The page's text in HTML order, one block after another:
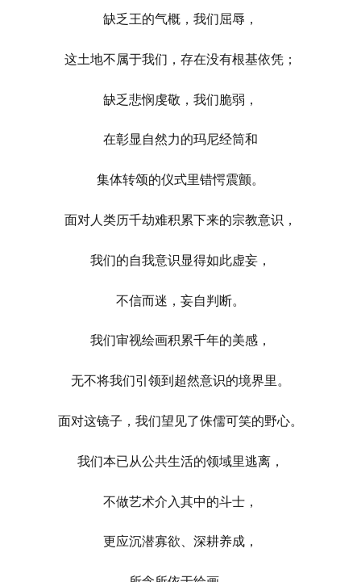
缺乏王的气概，我们屈辱，
这土地不属于我们，存在没有根基依凭；
缺乏悲悯虔敬，我们脆弱，
在彰显自然力的玛尼经筒和
集体转颂的仪式里错愕震颤。
面对人类历千劫难积累下来的宗教意识，
我们的自我意识显得如此虚妄，
不信而迷，妄自判断。
我们审视绘画积累千年的美感，
无不将我们引领到超然意识的境界里。
面对这镜子，我们望见了侏儒可笑的野心。
我们本已从公共生活的领域里逃离，
不做艺术介入其中的斗士，
更应沉潜寡欲、深耕养成，